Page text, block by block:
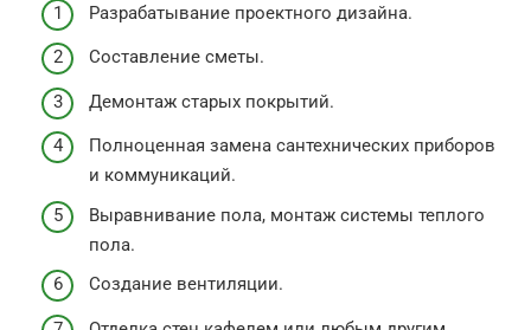
Разрабатывание проектного дизайна.
Составление сметы.
Демонтаж старых покрытий.
Полноценная замена сантехнических приборов
и коммуникаций.
Выравнивание пола, монтаж системы теплого
пола.
Создание вентиляции.